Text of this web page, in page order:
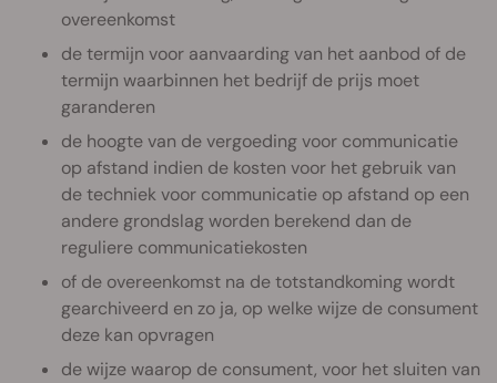
overeenkomst
de termijn voor aanvaarding van het aanbod of de
termijn waarbinnen het bedrijf de prijs moet
garanderen
de hoogte van de vergoeding voor communicatie
op afstand indien de kosten voor het gebruik van
de techniek voor communicatie op afstand op een
andere grondslag worden berekend dan de
reguliere communicatiekosten
of de overeenkomst na de totstandkoming wordt
gearchiveerd en zo ja, op welke wijze de consument
deze kan opvragen
de wijze waarop de consument, voor het sluiten van